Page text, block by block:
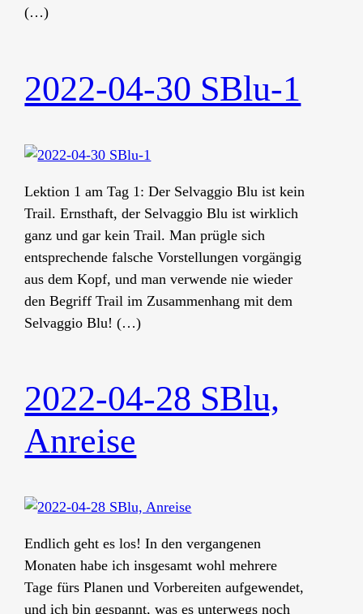
(…)
2022-04-30 SBlu-1
Lektion 1 am Tag 1: Der Selvaggio Blu ist kein
Trail. Ernsthaft, der Selvaggio Blu ist wirklich
ganz und gar kein Trail. Man prügle sich
entsprechende falsche Vorstellungen vorgängig
aus dem Kopf, und man verwende nie wieder
den Begriff Trail im Zusammenhang mit dem
Selvaggio Blu! (…)
2022-04-28 SBlu,
Anreise
Endlich geht es los! In den vergangenen
Monaten habe ich insgesamt wohl mehrere
Tage fürs Planen und Vorbereiten aufgewendet,
und ich bin gespannt, was es unterwegs noch